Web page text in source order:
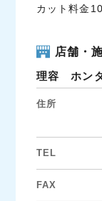
o
k
e
カット料金
店舗・
理容 ホン
住所
TEL
FAX